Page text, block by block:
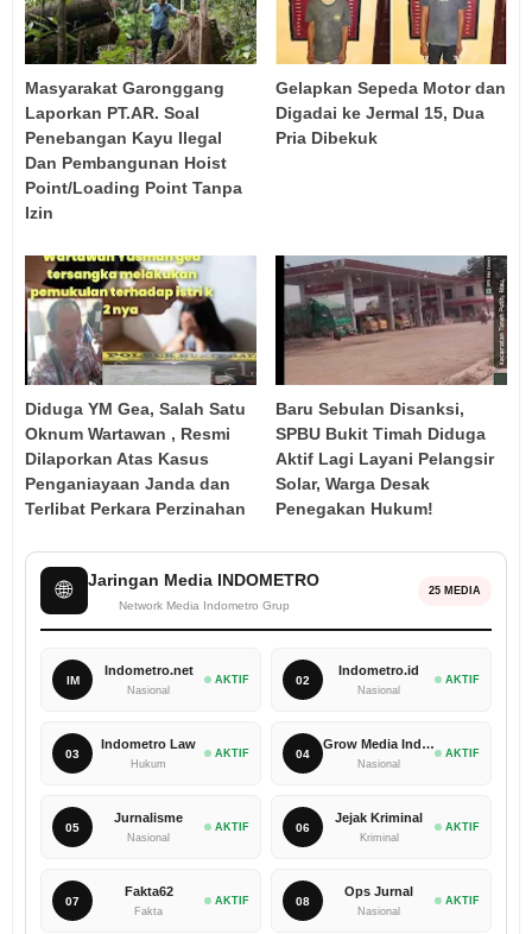
Masyarakat Garonggang
Laporkan PT.AR. Soal
Penebangan Kayu Ilegal
Dan Pembangunan Hoist
Point/Loading Point Tanpa
Izin
Gelapkan Sepeda Motor dan
Digadai ke Jermal 15, Dua
Pria Dibekuk
Diduga YM Gea, Salah Satu
Oknum Wartawan , Resmi
Dilaporkan Atas Kasus
Penganiayaan Janda dan
Terlibat Perkara Perzinahan
Baru Sebulan Disanksi,
SPBU Bukit Timah Diduga
Aktif Lagi Layani Pelangsir
Solar, Warga Desak
Penegakan Hukum!
🌐 Jaringan Media INDOMETRO
Network Media Indometro Grup
25 MEDIA
IM
Indometro.net
Nasional
AKTIF 02
Indometro.id
Nasional
AKTIF
03
Indometro Law
Hukum
AKTIF 04
Grow Media Indonesia
Nasional
AKTIF
05
Jurnalisme
Nasional
AKTIF 06
Jejak Kriminal
Kriminal
AKTIF
07
Fakta62
Fakta
AKTIF 08
Ops Jurnal
Nasional
AKTIF